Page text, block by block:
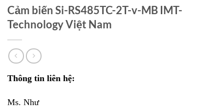
Cảm biến Si-RS485TC-2T-v-MB IMT-
Technology Việt Nam
Thông tin liên hệ:
Ms. Như